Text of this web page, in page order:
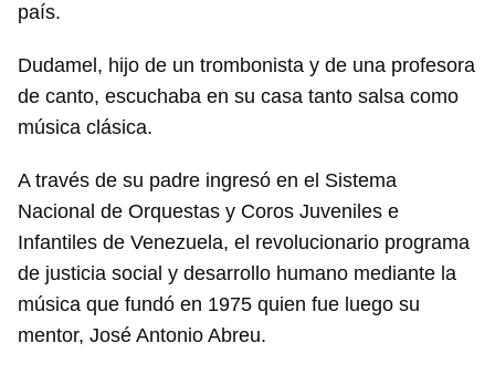
país.
Dudamel, hijo de un trombonista y de una profesora
de canto, escuchaba en su casa tanto salsa como
música clásica.
A través de su padre ingresó en el Sistema
Nacional de Orquestas y Coros Juveniles e
Infantiles de Venezuela, el revolucionario programa
de justicia social y desarrollo humano mediante la
música que fundó en 1975 quien fue luego su
mentor, José Antonio Abreu.